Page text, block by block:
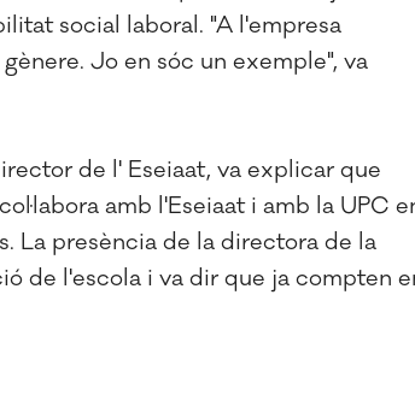
social laboral. "A l'empresa
Jo en sóc un exemple", va
de l' Eseiaat, va explicar que
amb l'Eseiaat i amb la UPC
La presència de la directora de la
de l'escola i va dir que ja compten